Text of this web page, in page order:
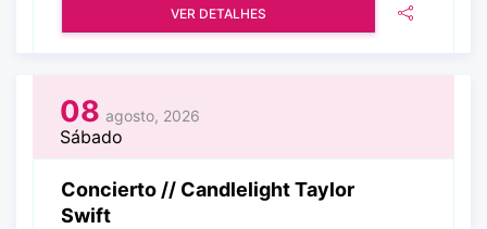
VER DETALHES
08 agosto, 2026
Sábado
Concierto // Candlelight Taylor
Swift